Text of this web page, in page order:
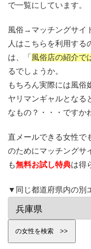
で一覧にしています。
風俗→マッチングサイ
人はこちらを利用する
は、「 風俗店の紹介で
るでしょうか。
もちろん実際には風俗
ヤリマンギャルとなる
なもの？・・・ですか
直メールできる女性で
のためにマッチングサ
も無料お試し特典は得
▼同じ都道府県内の別